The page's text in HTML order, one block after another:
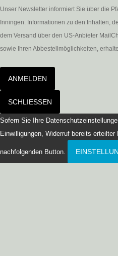
Unser Newsletter informiert Sie über die
Inningen. Informationen zu den Inhalten,
dem Versand über den US-Anbieter
sowie Ihren Abbestellmöglichkeiten,
ANMELDEN
SCHLIESSEN
Sofern Sie Ihre
Einwilligungen, Widerruf bereits
nachfolgenden Button.